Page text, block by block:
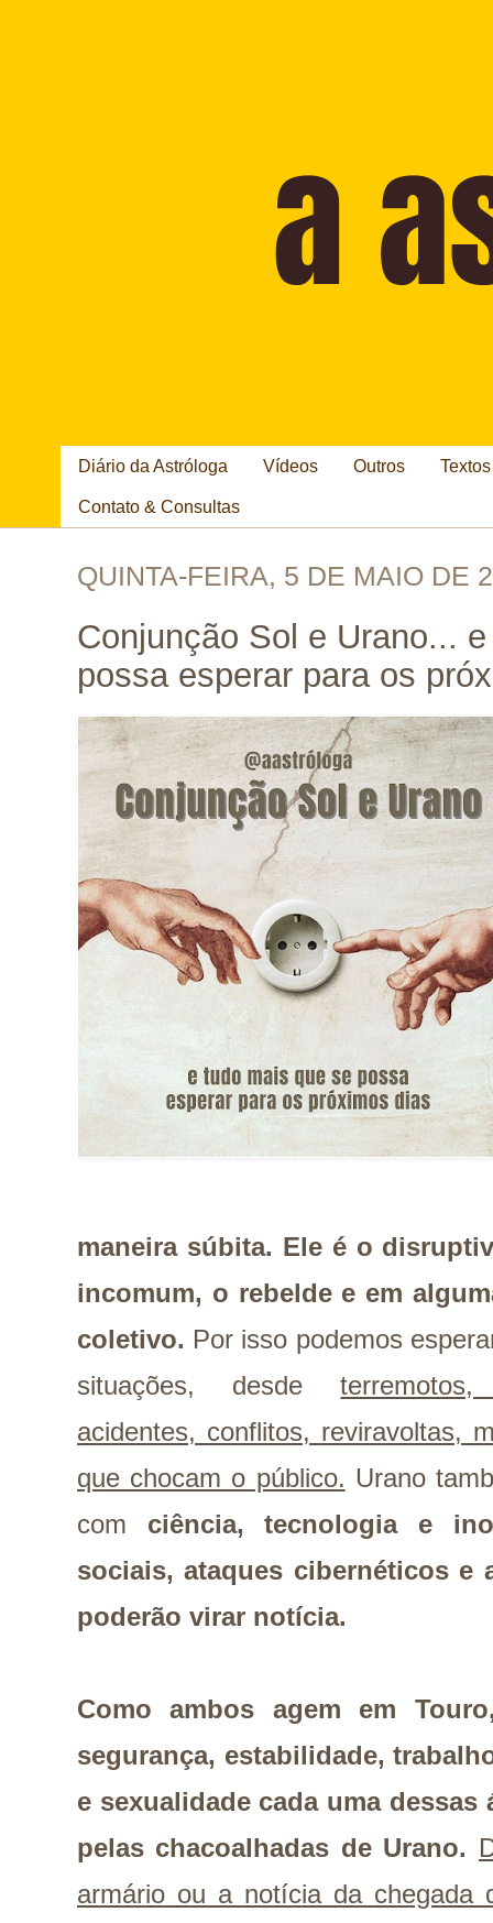
Diário da Astróloga Vídeos Outros
Contato & Consultas
QUINTA-FEIRA, 5 DE MAIO DE
Conjunção Sol e Urano...
possa esperar para os
maneira súbita. Ele é o
incomum, o rebelde e em
coletivo. Por isso podemos
situações, desde
acidentes, conflitos, reviravoltas,
que chocam o público. Urano
com ciência, tecnologia e
sociais, ataques cibernéticos e
poderão virar notícia.
Como ambos agem em
segurança, estabilidade,
e sexualidade cada uma dessas
pelas chacoalhadas de Urano.
armário ou a notícia da chegada